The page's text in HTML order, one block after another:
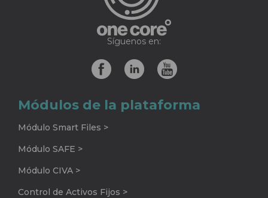
Síguenos en:
Módulos de la plataforma
Módulo Smart Files >
Módulo SAFE >
Módulo CIVA >
Control de Activos Fijos >